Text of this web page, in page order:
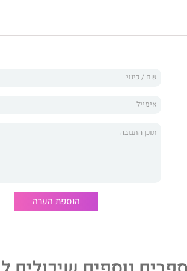
עיניה של חברת צוות צעירה שמגלה את עולם
הסגלגל המפורסם בבית הלבן בתור אחת
העילית שהתלוותה אל הנשיא לכל מקום,
הוספת הערה